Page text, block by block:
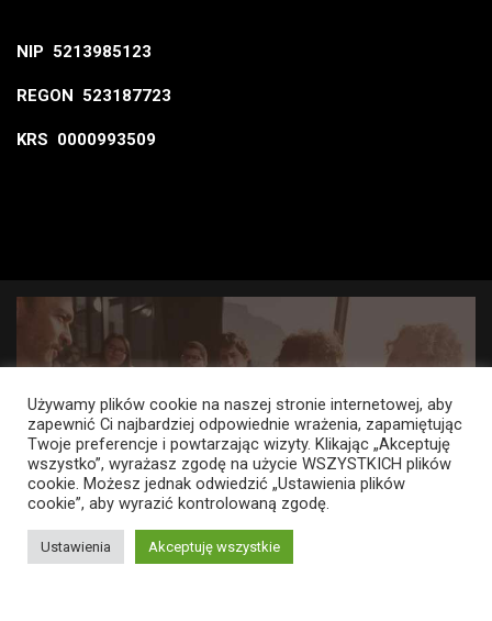
NIP 5213985123
REGON 523187723
KRS 0000993509
Używamy plików cookie na naszej stronie internetowej, aby
zapewnić Ci najbardziej odpowiednie wrażenia, zapamiętując
Twoje preferencje i powtarzając wizyty. Klikając „Akceptuję
wszystko”, wyrażasz zgodę na użycie WSZYSTKICH plików
cookie. Możesz jednak odwiedzić „Ustawienia plików
cookie”, aby wyrazić kontrolowaną zgodę.
Ustawienia Akceptuję wszystkie